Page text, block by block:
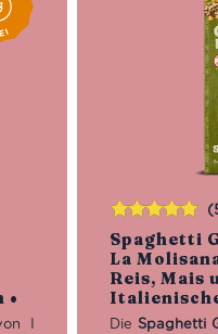
•
I
Spaghetti
La
Reis, Mais
Die Spaghetti
Bewertet
mit5.00von
5